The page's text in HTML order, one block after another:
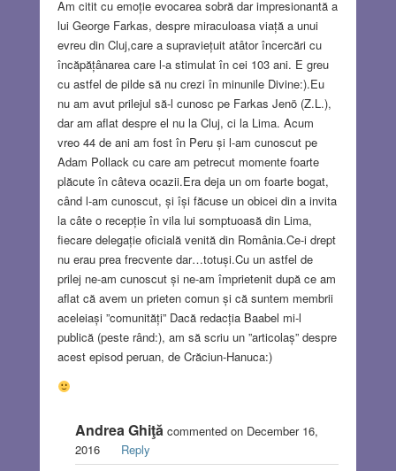
Am citit cu emoție evocarea sobră dar impresionantă a
lui George Farkas, despre miraculoasa viață a unui
evreu din Cluj,care a supraviețuit atâtor încercări cu
încăpățânarea care l-a stimulat în cei 103 ani. E greu
cu astfel de pilde să nu crezi în minunile Divine:).Eu
nu am avut prilejul să-l cunosc pe Farkas Jenö (Z.L.),
dar am aflat despre el nu la Cluj, ci la Lima. Acum
vreo 44 de ani am fost în Peru și l-am cunoscut pe
Adam Pollack cu care am petrecut momente foarte
plăcute în câteva ocazii.Era deja un om foarte bogat,
când l-am cunoscut, și își făcuse un obicei din a invita
la câte o recepție în vila lui somptuoasă din Lima,
fiecare delegație oficială venită din România.Ce-i drept
nu erau prea frecvente dar…totuși.Cu un astfel de
prilej ne-am cunoscut și ne-am împrietenit după ce am
aflat că avem un prieten comun și că suntem membrii
aceleiași ”comunități” Dacă redacția Baabel mi-l
publică (peste rând:), am să scriu un ”articolaș” despre
acest episod peruan, de Crăciun-Hanuca:)
Andrea Ghiţăcommented on December 16,
2016
Reply